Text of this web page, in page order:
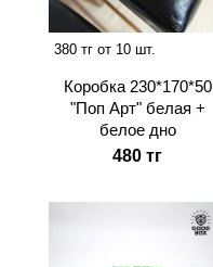
380 тг от 10 шт.
Коробка 230*170*50
"Поп Арт" белая +
белое дно
480 тг